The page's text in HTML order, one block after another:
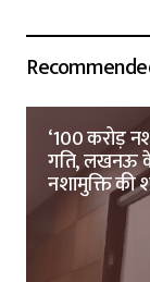
‘100 करोड़
गति, लखनऊ के
नशामुक्ति की